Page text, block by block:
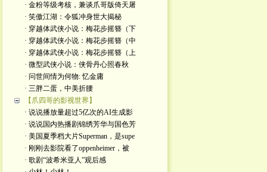
· 金粉等级考核，兼谈爪哥版倚天屠
· 笑傲江湖：令狐冲身世大揭秘
· 穿越体武侠小说：梅花步摇簪（下
· 穿越体武侠小说：梅花步摇簪（中
· 穿越体武侠小说：梅花步摇簪（上
· 微型武侠小说：侠骨丹心照春秋
· 问世间情为何物: 忆金庸
· 三胖二蛋，中美折腰
【爪四哥的影视世界】
· 说说播放量超过5亿次的AI生成影
· 说说国内热播剧锦绣芳华与国色芳
· 美国夏季档大片Superman，是supe
· 刚刚去影院看了oppenheimer，被
· 歌剧“波希米亚人”观后感